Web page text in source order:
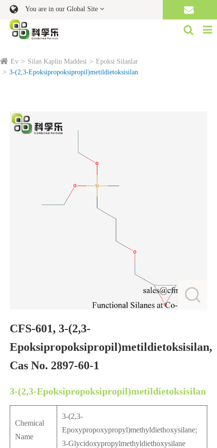
You are in our Global Site
Ev Silan Kaplin Maddesi
Epoksi Silanlar
3-(2,3-Epoksipropoksipropil)metildietoksisilan
CFS-601, 3-(2,3-
Epoksipropoksipropil)metildietoksisilan,
Cas No. 2897-60-1
3-(2,3-Epoksipropoksipropil)metildietoksisilan
Chemical
Name
3-(2,3-
Epoxypropoxypropyl)methyldiethoxysilane;
3-Glycidoxypropylmethyldiethoxysilane